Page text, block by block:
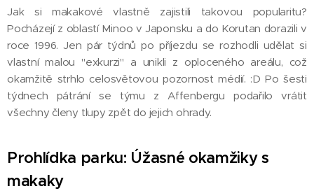
Jak si makakové vlastně zajistili takovou popularitu?
Pocházejí z oblastí Minoo v Japonsku a do Korutan dorazili v
roce 1996. Jen pár týdnů po příjezdu se rozhodli udělat si
vlastní malou "exkurzi" a unikli z oploceného areálu, což
okamžitě strhlo celosvětovou pozornost médií. :D Po šesti
týdnech pátrání se týmu z Affenbergu podařilo vrátit
všechny členy tlupy zpět do jejich ohrady.
Prohlídka parku: Úžasné okamžiky s
makaky